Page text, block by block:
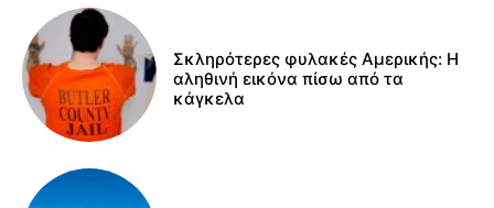
Σκληρότερες φυλακές Αμερικής: Η
αληθινή εικόνα πίσω από τα
κάγκελα